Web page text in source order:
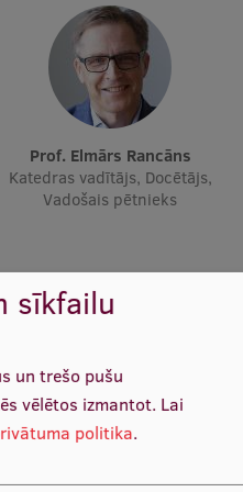
kursi
Prof. Elmārs Rancāns
Katedras vadītājs, Docētājs,
Vadošais pētnieks
sīkfailu
un trešo pušu
vēlētos izmantot. Lai
politika.